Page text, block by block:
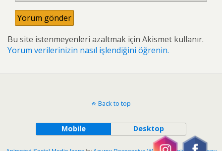
Bu site istenmeyenleri azaltmak için Akismet kullanır.
Yorum verilerinizin nasıl işlendiğini öğrenin.
Back to top
Mobile Desktop